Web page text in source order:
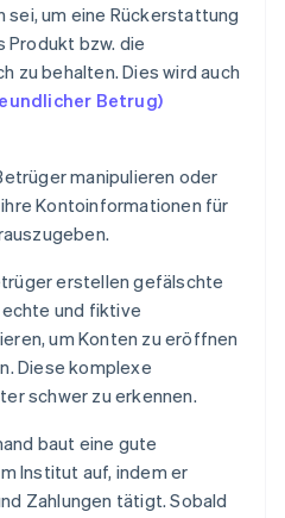
um eine Rückerstattung
Produkt bzw. die
zu behalten. Dies wird auch
Betrug)
manipulieren oder
Kontoinformationen für
erstellen gefälschte
und fiktive
um Konten zu eröffnen
Diese komplexe
schwer zu erkennen.
baut eine gute
Institut auf, indem er
Zahlungen tätigt. Sobald